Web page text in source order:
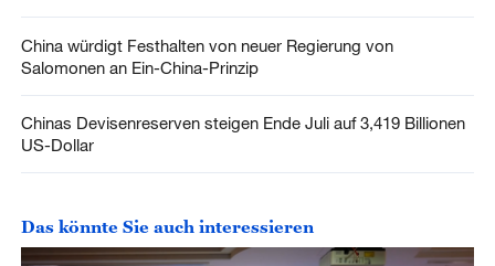
China würdigt Festhalten von neuer Regierung von
Salomonen an Ein-China-Prinzip
Chinas Devisenreserven steigen Ende Juli auf 3,419 Billionen
US-Dollar
Das könnte Sie auch interessieren